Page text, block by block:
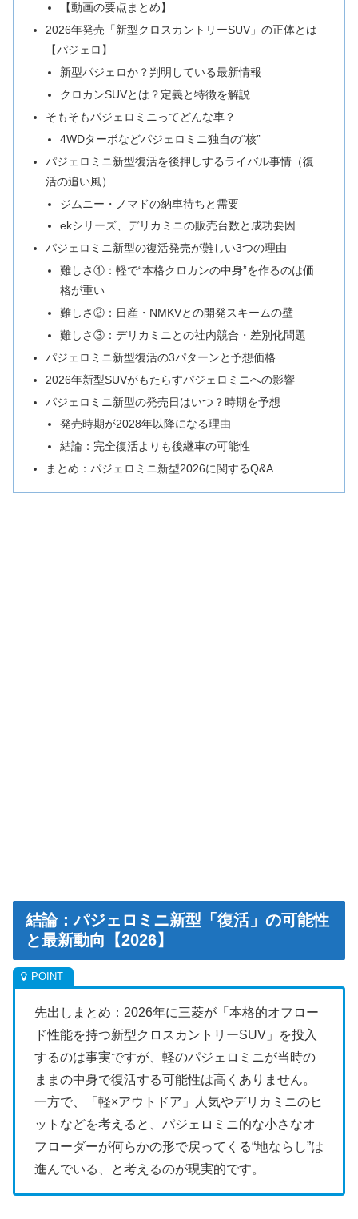
【動画の要点まとめ】
2026年発売「新型クロスカントリーSUV」の正体とは
【パジェロ】
新型パジェロか？判明している最新情報
クロカンSUVとは？定義と特徴を解説
そもそもパジェロミニってどんな車？
4WDターボなどパジェロミニ独自の“核”
パジェロミニ新型復活を後押しするライバル事情（復
活の追い風）
ジムニー・ノマドの納車待ちと需要
ekシリーズ、デリカミニの販売台数と成功要因
パジェロミニ新型の復活発売が難しい3つの理由
難しさ①：軽で“本格クロカンの中身”を作るのは価
格が重い
難しさ②：日産・NMKVとの開発スキームの壁
難しさ③：デリカミニとの社内競合・差別化問題
パジェロミニ新型復活の3パターンと予想価格
2026年新型SUVがもたらすパジェロミニへの影響
パジェロミニ新型の発売日はいつ？時期を予想
発売時期が2028年以降になる理由
結論：完全復活よりも後継車の可能性
まとめ：パジェロミニ新型2026に関するQ&A
結論：パジェロミニ新型「復活」の可能性
と最新動向【2026】
先出しまとめ：2026年に三菱が「本格的オフロー
ド性能を持つ新型クロスカントリーSUV」を投入
するのは事実ですが、軽のパジェロミニが当時の
ままの中身で復活する可能性は高くありません。
一方で、「軽×アウトドア」人気やデリカミニのヒ
ットなどを考えると、パジェロミニ的な小さなオ
フローダーが何らかの形で戻ってくる“地ならし”は
進んでいる、と考えるのが現実的です。